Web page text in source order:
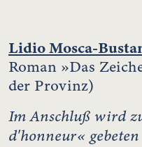
Lidio Mosca-
Roman »Das
der Provinz)
Im Anschluß wird
d'honneur« gebeten